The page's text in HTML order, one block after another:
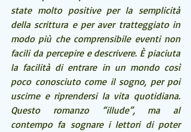
state molto positive per la semplicità
della scrittura e per aver tratteggiato in
modo più che comprensibile eventi non
facili da percepire e descrivere. È piaciuta
la facilità di entrare in un mondo così
poco conosciuto come il sogno, per poi
uscirne e riprendersi la vita quotidiana.
Questo romanzo “illude”, ma al
contempo fa sognare i lettori di poter